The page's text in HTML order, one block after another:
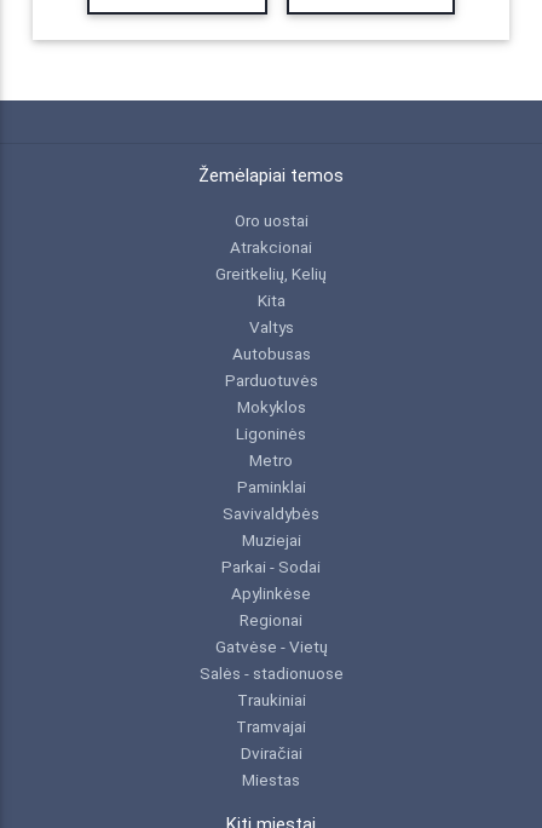
Žemėlapiai temos
Oro uostai
Atrakcionai
Greitkelių, Kelių
Kita
Valtys
Autobusas
Parduotuvės
Mokyklos
Ligoninės
Metro
Paminklai
Savivaldybės
Muziejai
Parkai - Sodai
Apylinkėse
Regionai
Gatvėse - Vietų
Salės - stadionuose
Traukiniai
Tramvajai
Dviračiai
Miestas